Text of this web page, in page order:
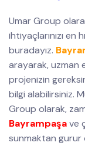
Umar Group
ihtiyaçlarınızı en
buradayız.
arayarak, uzman
projenizin
bilgi alabilirsiniz.
Group olarak,
Bayrampaşave
sunmaktan gurur